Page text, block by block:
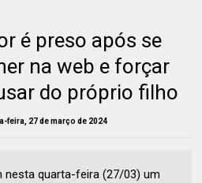
é preso após se
na web e forçar
do próprio filho
feira, 27 de março de 2024
nesta quarta-feira (27/03) um